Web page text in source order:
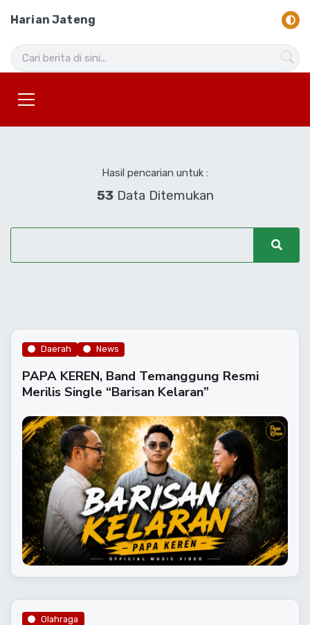
Harian Jateng
Hasil pencarian untuk :
53Data Ditemukan
Daerah News
PAPA KEREN, Band Temanggung Resmi
Merilis Single “Barisan Kelaran”
Olahraga